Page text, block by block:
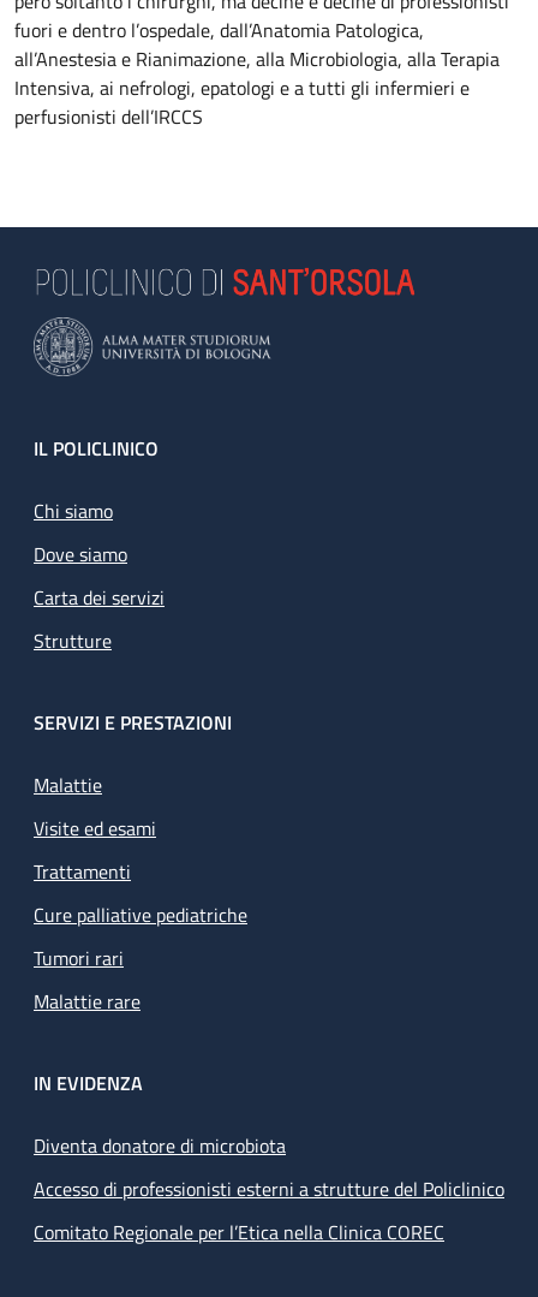
fuori e dentro l’ospedale, dall’Anatomia Patologica,
all’Anestesia e Rianimazione, alla Microbiologia, alla Terapia
Intensiva, ai nefrologi, epatologi e a tutti gli infermieri e
perfusionisti dell’IRCCS
Footer
IL POLICLINICO
Chi siamo
Dove siamo
Carta dei servizi
Strutture
SERVIZI E PRESTAZIONI
Malattie
Visite ed esami
Trattamenti
Cure palliative pediatriche
Tumori rari
Malattie rare
IN EVIDENZA
Diventa donatore di microbiota
Accesso di professionisti esterni a strutture del Policlinico
Comitato Regionale per l’Etica nella Clinica COREC